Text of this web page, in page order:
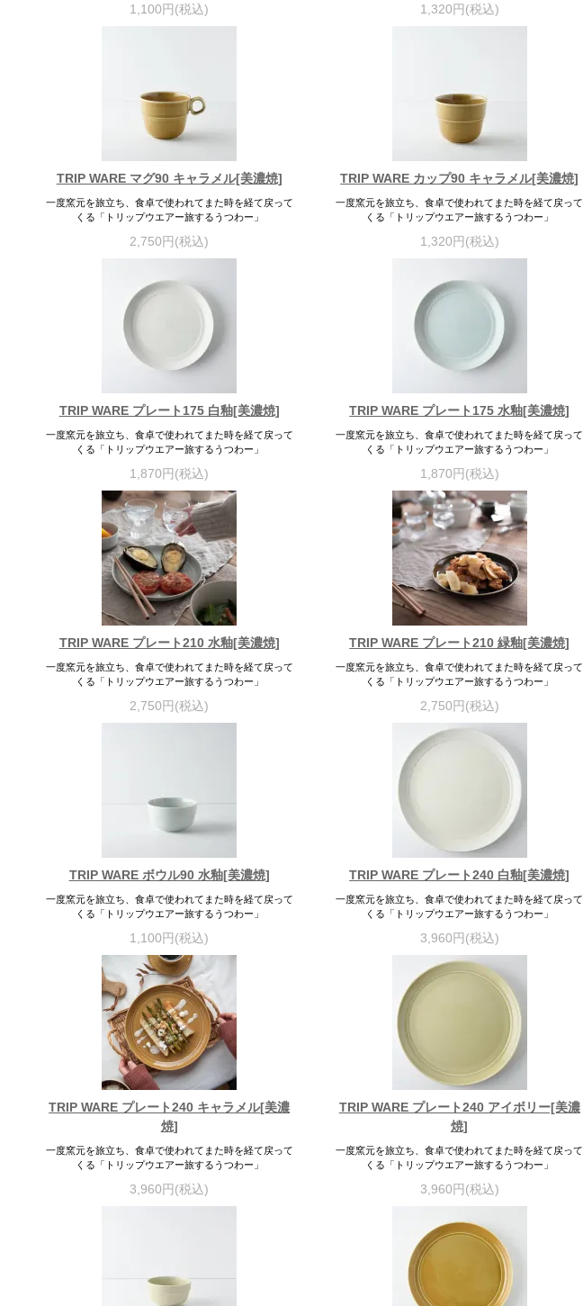
1,100円(税込) 1,320円(税込)
TRIP WARE マグ90 キャラメル[美濃焼]
一度窯元を旅立ち、食卓で使われてまた時を経て戻って
くる「トリップウエアー旅するうつわー」
2,750円(税込)
TRIP WARE カップ90 キャラメル[美濃焼]
一度窯元を旅立ち、食卓で使われてまた時を経て戻って
くる「トリップウエアー旅するうつわー」
1,320円(税込)
TRIP WARE プレート175 白釉[美濃焼]
一度窯元を旅立ち、食卓で使われてまた時を経て戻って
くる「トリップウエアー旅するうつわー」
1,870円(税込)
TRIP WARE プレート175 水釉[美濃焼]
一度窯元を旅立ち、食卓で使われてまた時を経て戻って
くる「トリップウエアー旅するうつわー」
1,870円(税込)
TRIP WARE プレート210 水釉[美濃焼]
一度窯元を旅立ち、食卓で使われてまた時を経て戻って
くる「トリップウエアー旅するうつわー」
2,750円(税込)
TRIP WARE プレート210 緑釉[美濃焼]
一度窯元を旅立ち、食卓で使われてまた時を経て戻って
くる「トリップウエアー旅するうつわー」
2,750円(税込)
TRIP WARE ボウル90 水釉[美濃焼]
一度窯元を旅立ち、食卓で使われてまた時を経て戻って
くる「トリップウエアー旅するうつわー」
1,100円(税込)
TRIP WARE プレート240 白釉[美濃焼]
一度窯元を旅立ち、食卓で使われてまた時を経て戻って
くる「トリップウエアー旅するうつわー」
3,960円(税込)
TRIP WARE プレート240 キャラメル[美濃
焼]
一度窯元を旅立ち、食卓で使われてまた時を経て戻って
くる「トリップウエアー旅するうつわー」
3,960円(税込)
TRIP WARE プレート240 アイボリー[美濃
焼]
一度窯元を旅立ち、食卓で使われてまた時を経て戻って
くる「トリップウエアー旅するうつわー」
3,960円(税込)